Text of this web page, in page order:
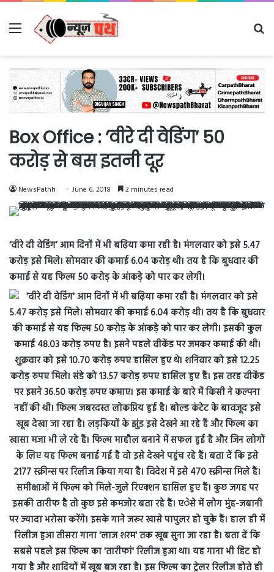
Menu
Box Office : ‘वीरे दी वेडिंग’ 50
करोड़ से बस इतनी दूर
NewsPathh June 6, 2018 2 minutes read
‘​वीरे​ दी​ वेडिंग​’ आम दिनों में भी बढ़िया कमा रही है। मंगलवार को इसे 5.47
करोड़ इसे मिले। सोमवार की कमाई 6.04 करोड़ थी। तय है कि बुधवार की
कमाई से यह फिल्म 50 करोड़ के आंकड़े को पार कर लेगी।